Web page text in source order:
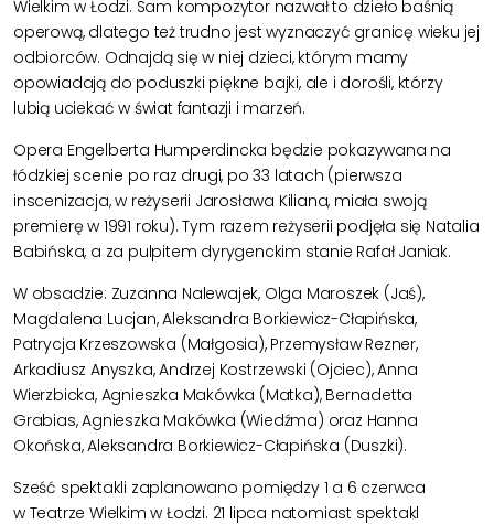
Wielkim w Łodzi. Sam kompozytor nazwał to dzieło baśnią
operową, dlatego też trudno jest wyznaczyć granicę wieku jej
odbiorców. Odnajdą się w niej dzieci, którym mamy
opowiadają do poduszki piękne bajki, ale i dorośli, którzy
lubią uciekać w świat fantazji i marzeń.
Opera Engelberta Humperdincka będzie pokazywana na
łódzkiej scenie po raz drugi, po 33 latach (pierwsza
inscenizacja, w reżyserii Jarosława Kiliana, miała swoją
premierę w 1991 roku). Tym razem reżyserii podjęła się Natalia
Babińska, a za pulpitem dyrygenckim stanie Rafał Janiak.
W obsadzie: Zuzanna Nalewajek, Olga Maroszek (Jaś),
Magdalena Lucjan, Aleksandra Borkiewicz-Cłapińska,
Patrycja Krzeszowska (Małgosia), Przemysław Rezner,
Arkadiusz Anyszka, Andrzej Kostrzewski (Ojciec), Anna
Wierzbicka, Agnieszka Makówka (Matka), Bernadetta
Grabias, Agnieszka Makówka (Wiedźma) oraz Hanna
Okońska, Aleksandra Borkiewicz-Cłapińska (Duszki).
Sześć spektakli zaplanowano pomiędzy 1 a 6 czerwca
w Teatrze Wielkim w Łodzi. 21 lipca natomiast spektakl